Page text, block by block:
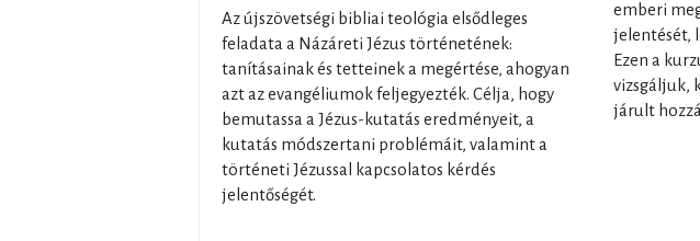
Az újszövetségi bibliai teológia elsődleges
feladata a Názáreti Jézus történetének:
tanításainak és tetteinek a megértése, ahogyan
azt az evangéliumok feljegyezték. Célja, hogy
bemutassa a Jézus-kutatás eredményeit, a
kutatás módszertani problémáit, valamint a
történeti Jézussal kapcsolatos kérdés
jelentőségét.
emberi
jelentését,
Ezen a
vizsgáljuk,
járult